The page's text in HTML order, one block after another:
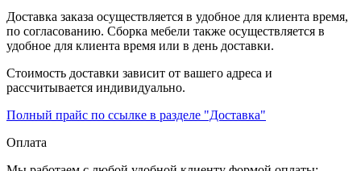
Доставка заказа осуществляется в удобное для клиента время,
по согласованию. Сборка мебели также осуществляется в
удобное для клиента время или в день доставки.
Стоимость доставки зависит от вашего адреса и
рассчитывается индивидуально.
Полный прайс по ссылке в разделе "Доставка"
Оплата